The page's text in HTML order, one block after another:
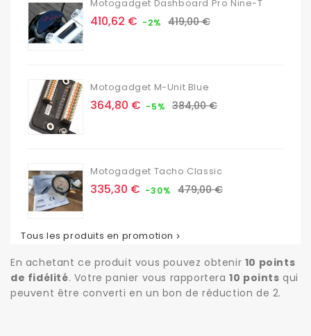
Motogadget Dashboard Pro Nine-T
Prix
410,62 € -2% Prix
419,00 €
Motogadget M-Unit Blue
Prix
364,80 € -5% Prix
384,00 €
Motogadget Tacho Classic
Prix
335,30 € -30% Prix
479,00 €
Tous les produits en promotion 
En achetant ce produit vous pouvez obtenir 10 points
de fidélité. Votre panier vous rapportera10 points qui
peuvent être converti en un bon de réduction de 2.